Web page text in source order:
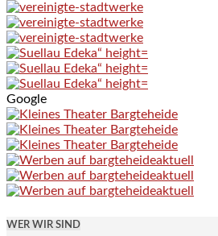
Google
WER WIR SIND